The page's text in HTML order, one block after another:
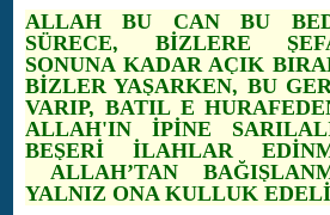
ALLAH BU CAN BU
SÜRECE, BİZLERE
SONUNA KADAR AÇIK
BİZLER YAŞARKEN, BU
VARIP, BATIL E
ALLAH'IN İPİNE
BEŞERİ İLAHLAR
ALLAH’TAN
YALNIZ ONA KULLUK